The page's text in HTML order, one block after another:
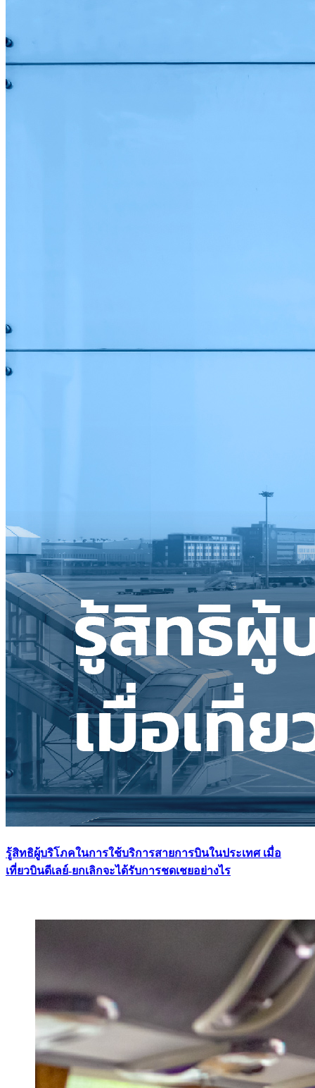
รู้สิทธิผู้บริโภคในการใช้บริการสายการบินในประเทศ เมื่อ
เที่ยวบินดีเลย์-ยกเลิกจะได้รับการชดเชยอย่างไร